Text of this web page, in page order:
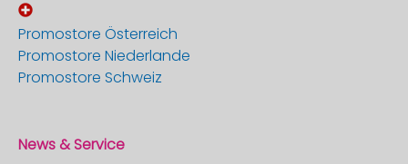
Promostore Österreich
Promostore Niederlande
Promostore Schweiz
News & Service